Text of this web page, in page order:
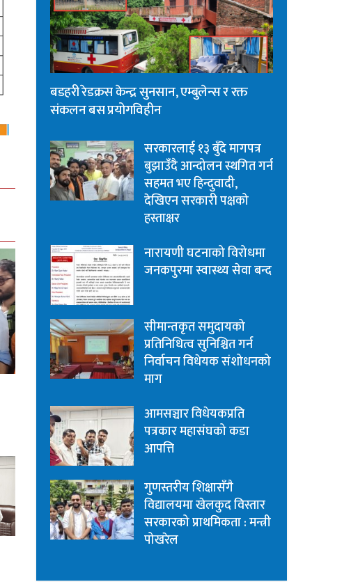
बडहरी रेडक्रस केन्द्र सुनसान, एम्बुलेन्स र रक्त
संकलन बस प्रयोगविहीन
सरकारलाई १३ बुँदे मागपत्र
बुझाउँदै आन्दोलन स्थगित गर्न
सहमत भए हिन्दुवादी,
देखिएन सरकारी पक्षको
हस्ताक्षर
नारायणी घटनाको विरोधमा
जनकपुरमा स्वास्थ्य सेवा बन्द
सीमान्तकृत समुदायको
प्रतिनिधित्व सुनिश्चित गर्न
निर्वाचन विधेयक संशोधनको
माग
आमसञ्चार विधेयकप्रति
पत्रकार महासंघको कडा
आपत्ति
गुणस्तरीय शिक्षासँगै
विद्यालयमा खेलकुद विस्तार
सरकारको प्राथमिकता : मन्त्री
पोखरेल